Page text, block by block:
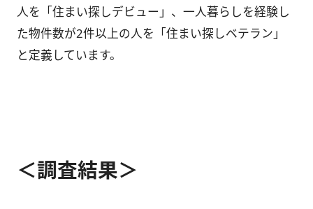
人を「住まい探しデビュー」、一人暮らしを経験し
た物件数が2件以上の人を「住まい探しベテラン」
と定義しています。
＜調査結果＞